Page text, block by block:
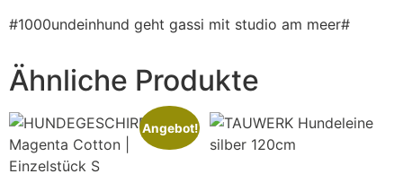
#1000undeinhund geht gassi mit studio am meer#
Ähnliche Produkte
Angebot!